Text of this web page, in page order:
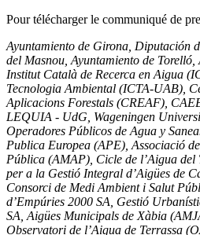
Pour télécharger le communiqué de
Ayuntamiento de Girona, Diputación
del Masnou, Ayuntamiento de Torelló,
Institut Català de Recerca en Aigua
Tecnologia Ambiental (ICTA-UAB),
Aplicacions Forestals (CREAF),
LEQUIA - UdG, Wageningen
Operadores Públicos de Agua y
Publica Europea (APE), Associació
Pública (AMAP), Cicle de l’Aigua del
per a la Gestió Integral d’Aigües de
Consorci de Medi Ambient i Salut
d’Empúries 2000 SA, Gestió
SA, Aigües Municipals de Xàbia
Observatori de l’Aigua de Terrassa